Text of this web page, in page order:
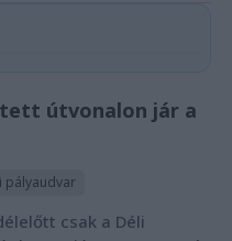
útvonalon jár a
pályaudvar
csak a Déli